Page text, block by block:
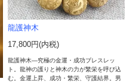
龍護神木
17,800円(内税)
龍護神木―究極の金運・成功ブレスレッ
ト。龍神の護りと神木の力が繁栄を呼び込
む。金運上昇、成功・繁栄、守護結界。男